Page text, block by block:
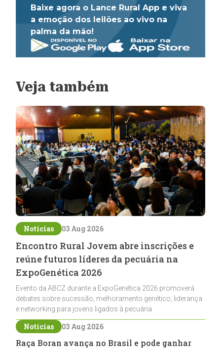
Baixe agora o Lance Rural App e viva
a emoção dos leilões ao vivo na
palma da mão!
Veja também
Notícias 03 Aug 2026
Encontro Rural Jovem abre inscrições e
reúne futuros líderes da pecuária na
ExpoGenética 2026
Evento da ABCZ durante a ExpoGenética 2026 promoverá
debates sobre sucessão, melhoramento genético, liderança
e networking para jovens ligados à pecuária
Notícias 03 Aug 2026
Raça Boran avança no Brasil e pode ganhar